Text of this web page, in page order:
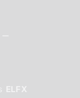
ELFX